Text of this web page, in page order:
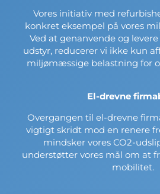
Vores initiativ med
konkret eksempel på vores
Ved at genanvende og
udstyr, reducerer vi ikke kun
miljømæssige belastning for
El-drevne
Overgangen til el-drevne
vigtigt skridt mod en renere
mindsker vores CO2-
understøtter vores mål om at
mobilitet.